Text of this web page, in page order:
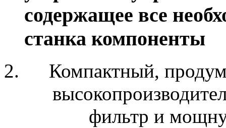
содержащее все
станка компоненты
Компактный,
фильтр и